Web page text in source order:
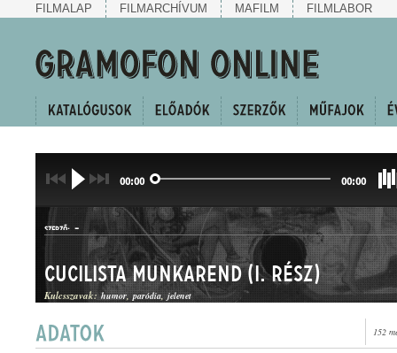
FILMALAP FILMARCHÍVUM MAFILM FILMLABOR
00:00 00:00
SZERZŐ: -
Cucilista munkarend (I. rész)
Kulcsszavak: humor paródia jelenet
152